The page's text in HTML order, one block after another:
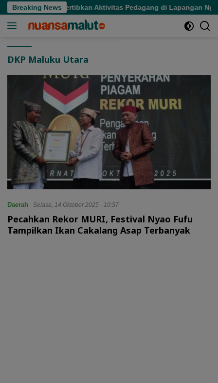
Langsung
ke
Breaking News
PP Ternate Tertibkan Aktivitas Pedagang di Lapangan Ngara
DKP Maluku Utara
Daerah Selasa, 14 Oktober 2025 - 10:57
Pecahkan Rekor MURI, Festival Nyao Fufu
Tampilkan Ikan Cakalang Asap Terbanyak